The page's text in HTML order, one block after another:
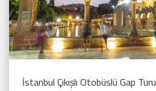
İstanbul Çıkışlı Otobüslü Gap Turu